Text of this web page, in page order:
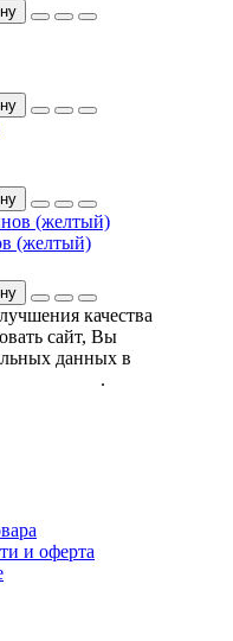
(желтый)
качества
сайт, Вы
данных в
.
и оферта